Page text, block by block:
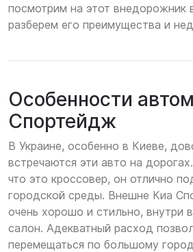
посмотрим на этот внедорожник
разберем его преимущества и
Особенности
Спортейдж
В Украине, особенно в Киеве,
встречаются эти авто на
что это кроссовер, он отлично
городской среды. Внешне Киа
очень хорошо и стильно, внутри
салон. Адекватный расход
перемещаться по большому